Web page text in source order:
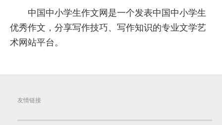
中国中小学生作文网是一个发表中国中小学生
优秀作文，分享写作技巧、写作知识的专业文学艺
术网站平台。
友情链接